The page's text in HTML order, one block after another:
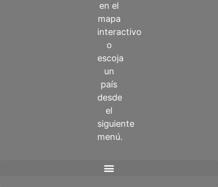
en el
mapa
interactivo
o
escoja
un
país
desde
el
siguiente
menú.